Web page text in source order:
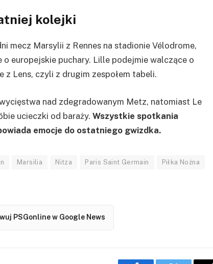
kolejki
mecz Marsylii z Rennes na stadionie Vélodrome,
europejskie puchary. Lille podejmie walczące o
z Lens, czyli z drugim zespołem tabeli.
nad zdegradowanym Metz, natomiast Le
ucieczki od baraży. Wszystkie spotkania
emocje do ostatniego gwizdka.
Marsilia Nitza Paris Saint Germain Piłka Nożna
PSGonline w Google News